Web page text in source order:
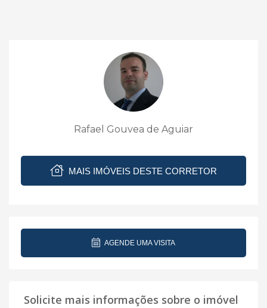
Rafael Gouvea de Aguiar
MAIS IMÓVEIS DESTE CORRETOR
AGENDE UMA VISITA
Solicite mais informações sobre o imóvel